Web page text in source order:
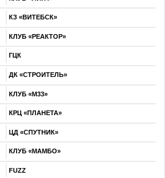
КЗ «ВИТЕБСК»
КЛУБ «РЕАКТОР»
ГЦК
ДК «СТРОИТЕЛЬ»
КЛУБ «М33»
КРЦ «ПЛАНЕТА»
ЦД «СПУТНИК»
КЛУБ «МАМБО»
FUZZ